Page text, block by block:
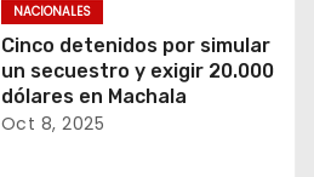
NACIONALES
Cinco detenidos por simular
un secuestro y exigir 20.000
dólares en Machala
Oct 8, 2025